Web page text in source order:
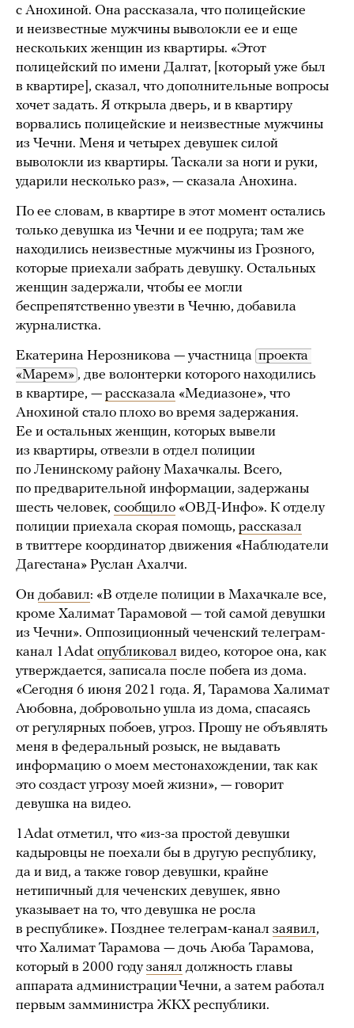
с Анохиной. Она рассказала, что полицейские
и неизвестные мужчины выволокли ее и еще
нескольких женщин из квартиры. «Этот
полицейский по имени Далгат, [который уже был
в квартире], сказал, что дополнительные вопросы
хочет задать. Я открыла дверь, и в квартиру
ворвались полицейские и неизвестные мужчины
из Чечни. Меня и четырех девушек силой
выволокли из квартиры. Таскали за ноги и руки,
ударили несколько раз», — сказала Анохина.
По ее словам, в квартире в этот момент остались
только девушка из Чечни и ее подруга; там же
находились неизвестные мужчины из Грозного,
которые приехали забрать девушку. Остальных
женщин задержали, чтобы ее могли
беспрепятственно увезти в Чечню, добавила
журналистка.
Екатерина Нерозникова — участница проекта
«Марем» , две волонтерки которого находились
в квартире, — рассказала «Медиазоне», что
Анохиной стало плохо во время задержания.
Ее и остальных женщин, которых вывели
из квартиры, отвезли в отдел полиции
по Ленинскому району Махачкалы. Всего,
по предварительной информации, задержаны
шесть человек, сообщило «ОВД-Инфо». К отделу
полиции приехала скорая помощь, рассказал
в твиттере координатор движения «Наблюдатели
Дагестана» Руслан Ахалчи.
Он добавил: «В отделе полиции в Махачкале все,
кроме Халимат Тарамовой — той самой девушки
из Чечни». Оппозиционный чеченский телеграм-
канал 1Adat опубликовал видео, которое она, как
утверждается, записала после побега из дома.
«Сегодня 6 июня 2021 года. Я, Тарамова Халимат
Аюбовна, добровольно ушла из дома, спасаясь
от регулярных побоев, угроз. Прошу не объявлять
меня в федеральный розыск, не выдавать
информацию о моем местонахождении, так как
это создаст угрозу моей жизни», — говорит
девушка на видео.
1Adat отметил, что «из-за простой девушки
кадыровцы не поехали бы в другую республику,
да и вид, а также говор девушки, крайне
нетипичный для чеченских девушек, явно
указывает на то, что девушка не росла
в республике». Позднее телеграм-канал заявил,
что Халимат Тарамова — дочь Аюба Тарамова,
который в 2000 годузанял должность главы
аппарата администрации Чечни, а затем работал
первым замминистра ЖКХ республики.